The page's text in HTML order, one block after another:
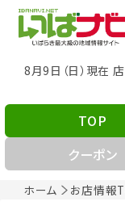
8月9日（日）現在
ホーム お店情報
TOP
クーポン